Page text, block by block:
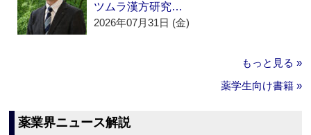
ツムラ漢方研究…
2026年07月31日 (金)
もっと見る »
薬学生向け書籍 »
薬業界ニュース解説